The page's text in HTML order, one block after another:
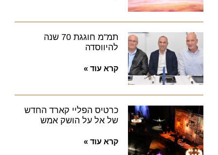
תמ"מ חוגגת 70 שנה
להיווסדה
קרא עוד »
כרטיס הפליי קארד החדש
של אל על הושק אמש
קרא עוד »